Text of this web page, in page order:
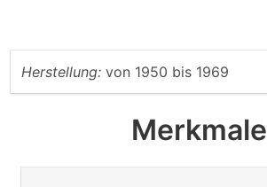
Herstellung: von 1950 bis 1969
Merkmale